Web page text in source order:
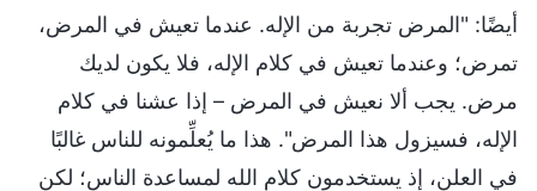
أيضًا: "المرض تجربة من الإله. عندما تعيش في المرض،
تمرض؛ وعندما تعيش في كلام الإله، فلا يكون لديك
مرض. يجب ألا نعيش في المرض – إذا عشنا في كلام
الإله، فسيزول هذا المرض". هذا ما يُعلِّمونه للناس غالبًا
في العلن، إذ يستخدمون كلام الله لمساعدة الناس؛ لكن